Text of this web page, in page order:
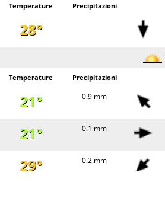
Temperature Precipitazioni
28°
Temperature Precipitazioni
21° 0.9 mm
21° 0.1 mm
29° 0.2 mm